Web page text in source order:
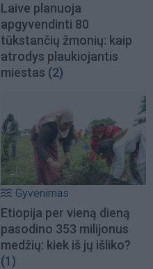
Laive planuoja
apgyvendinti 80
tūkstančių žmonių: kaip
atrodys plaukiojantis
miestas (2)
Gyvenimas
Etiopija per vieną dieną
pasodino 353 milijonus
medžių: kiek iš jų išliko?
(1)